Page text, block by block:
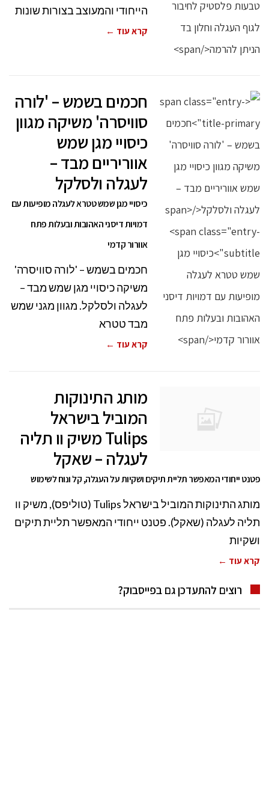
הייחודי והמעוצב בצורות שונות
קרא עוד ←
חכמים בשמש – 'לורה
סוויסרה' משיקה מגוון
כיסויי מגן שמש
אווריריים מבד –
לעגלה ולסלקל
כיסויי מגן שמש טטרא לעגלה מופיעות עם
דמויות דיסני האהובות ובעלות פתח
אוורור קדמי
חכמים בשמש – 'לורה סוויסרה'
משיקה כיסויי מגן שמש מבד –
לעגלה ולסלקל. מגוון מגני שמש
מבד טטרא
קרא עוד ←
מותג התינוקות
המוביל בישראל
Tulips משיק וו תליה
לעגלה – שאקל
פטנט ייחודי המאפשר תליית תיקים ושקיות על העגלה, קל ונוח לשימוש
מותג התינוקות המוביל בישראל Tulips (טוליפס), משיק וו
תליה לעגלה (שאקל). פטנט ייחודי המאפשר תליית תיקים
ושקיות
קרא עוד ←
רוצים להתעדכן גם בפייסבוק?